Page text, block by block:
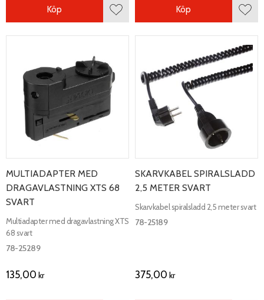
Lägg till i favoriter
Köp Köp
MULTIADAPTER MED
DRAGAVLASTNING XTS 68
SVART
Multiadapter med dragavlastning XTS
68 svart
78-25289
135,00 kr
SKARVKABEL SPIRALSLADD
2,5 METER SVART
Skarvkabel spiralsladd 2,5 meter svart
78-25189
375,00 kr